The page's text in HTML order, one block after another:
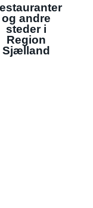
og andre
steder i
Region
Sjælland